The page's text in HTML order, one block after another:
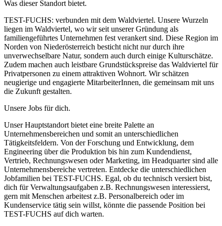
Was dieser Standort bietet.
TEST-FUCHS: verbunden mit dem Waldviertel. Unsere Wurzeln
liegen im Waldviertel, wo wir seit unserer Gründung als
familiengeführtes Unternehmen fest verankert sind. Diese Region im
Norden von Niederösterreich besticht nicht nur durch ihre
unverwechselbare Natur, sondern auch durch einige Kulturschätze.
Zudem machen auch leistbare Grundstückspreise das Waldviertel für
Privatpersonen zu einem attraktiven Wohnort. Wir schätzen
neugierige und engagierte MitarbeiterInnen, die gemeinsam mit uns
die Zukunft gestalten.
Unsere Jobs für dich.
Unser Hauptstandort bietet eine breite Palette an
Unternehmensbereichen und somit an unterschiedlichen
Tätigkeitsfeldern. Von der Forschung und Entwicklung, dem
Engineering über die Produktion bis hin zum Kundendienst,
Vertrieb, Rechnungswesen oder Marketing, im Headquarter sind alle
Unternehmensbereiche vertreten. Entdecke die unterschiedlichen
Jobfamilien bei TEST-FUCHS. Egal, ob du technisch versiert bist,
dich für Verwaltungsaufgaben z.B. Rechnungswesen interessierst,
gern mit Menschen arbeitest z.B. Personalbereich oder im
Kundenservice tätig sein willst, könnte die passende Position bei
TEST-FUCHS auf dich warten.